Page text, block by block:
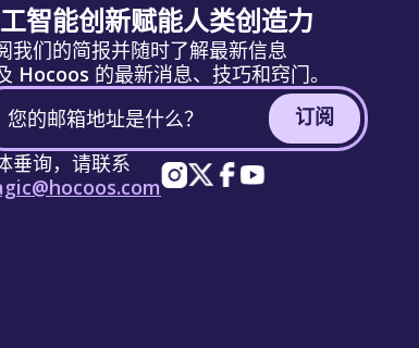
智能创新赋能人类创造力
我们的简报并随时了解最新信息
Hocoos 的最新消息、技巧和窍门。
订阅
垂询，请联系